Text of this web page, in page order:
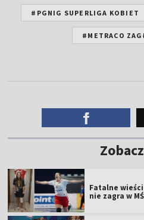
#PGNIG SUPERLIGA KOBIET
#METRACO
Fatalne
nie zagra w